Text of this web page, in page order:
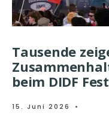
Tausende
beim DIDF
15. Juni 2026 •